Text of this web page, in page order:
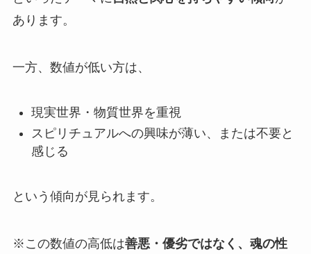
あります。
一方、数値が低い方は、
現実世界・物質世界を重視
スピリチュアルへの興味が薄い、または不要と
感じる
という傾向が見られます。
※この数値の高低は善悪・優劣ではなく、魂の性